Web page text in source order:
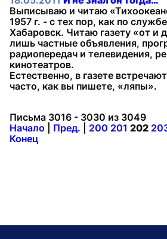
Выписываю и читаю
1957 г. - с тех пор, как по
Хабаровск. Читаю газету «от и
лишь частные объявления,
радиопередач и телевидения,
кинотеатров.
Естественно, в газете
часто, как вы пишете, «ляпы».
Письма 3016 - 3030 из 3049
Начало
Пред. 200 201 202
Конец